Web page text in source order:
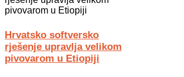
Hrvatsko softversko
rješenje upravlja velikom
pivovarom u Etiopiji